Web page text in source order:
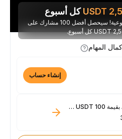
USDTكل أسبوع
تقدّم في لوحة المتصدرين الأسبوعية! سيحصل أفضل 100 مشارك على
إنشاء حساب
تحقيق حجم إيداع إجمالي بقيمة 100 USDT فأكثر